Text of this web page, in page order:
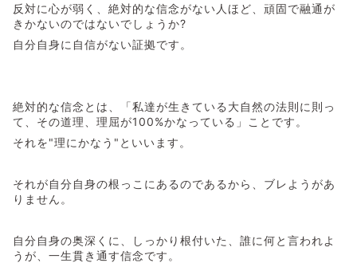
反対に心が弱く、絶対的な信念がない人ほど、頑固で融通が
きかないのではないでしょうか?
自分自身に自信がない証拠です。
絶対的な信念とは、「私達が生きている大自然の法則に則っ
て、その道理、理屈が100%かなっている」ことです。
それを"理にかなう"といいます。
それが自分自身の根っこにあるのであるから、ブレようがあ
りません。
自分自身の奥深くに、しっかり根付いた、誰に何と言われよ
うが、一生貫き通す信念です。